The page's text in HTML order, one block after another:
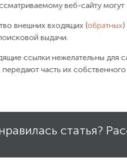
веб-сайту могут
внешних входящих (обратных)
выдачи.
ссылки нежелательны для
передают часть их собственного
статья?